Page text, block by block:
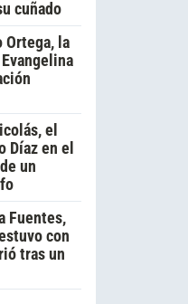
cuñado
Ortega, la
el
Díaz en el
un
Fuentes,
con
tras un